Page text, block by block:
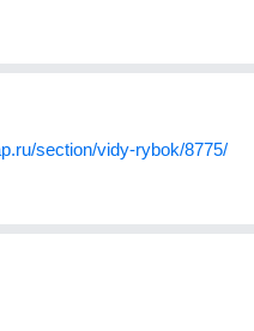
section/vidy-rybok/8775/